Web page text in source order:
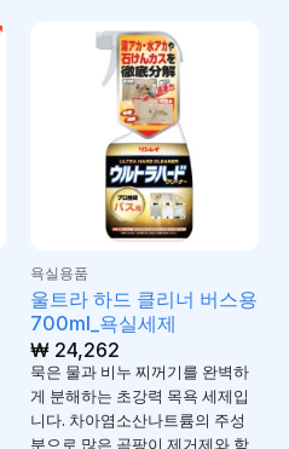
욕실용품
울트라 하드 클리너 버스용
700ml_욕실세제
₩24,262
묵은 물과 비누 찌꺼기를 완벽하
게 분해하는 초강력 목욕 세제입
니다. 차아염소산나트륨의 주성
분으로 많은 곰팡이 제거제와 함